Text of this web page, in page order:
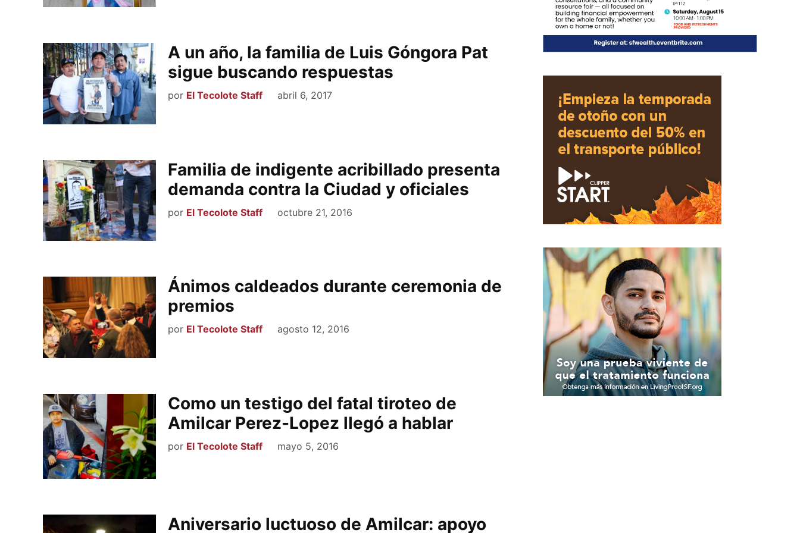
A un año, la familia de Luis Góngora Pat
sigue buscando respuestas
por El Tecolote Staff abril 6, 2017
Familia de indigente acribillado presenta
demanda contra la Ciudad y oficiales
por El Tecolote Staff octubre 21, 2016
Ánimos caldeados durante ceremonia de
premios
por El Tecolote Staff agosto 12, 2016
Como un testigo del fatal tiroteo de
Amilcar Perez-Lopez llegó a hablar
por El Tecolote Staff mayo 5, 2016
Aniversario luctuoso de Amilcar: apoyo